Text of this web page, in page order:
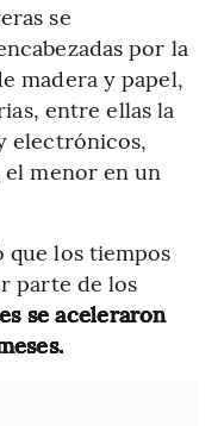
se
por la
madera y papel,
entre ellas la
electrónicos,
menor en un
que los tiempos
parte de los
se aceleraron